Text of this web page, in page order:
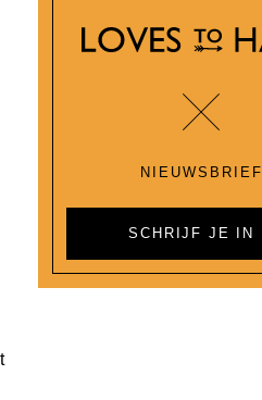
NIEUWSBRIEF
SCHRIJF JE IN